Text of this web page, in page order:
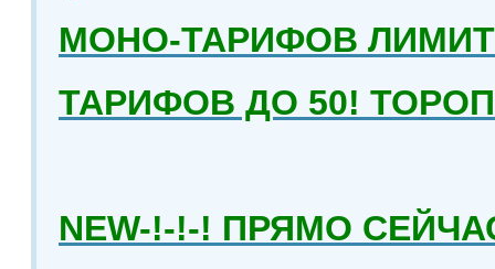
МОНО-ТАРИФОВ
ТАРИФОВ ДО 50!
NEW-!-!-! ПРЯМО